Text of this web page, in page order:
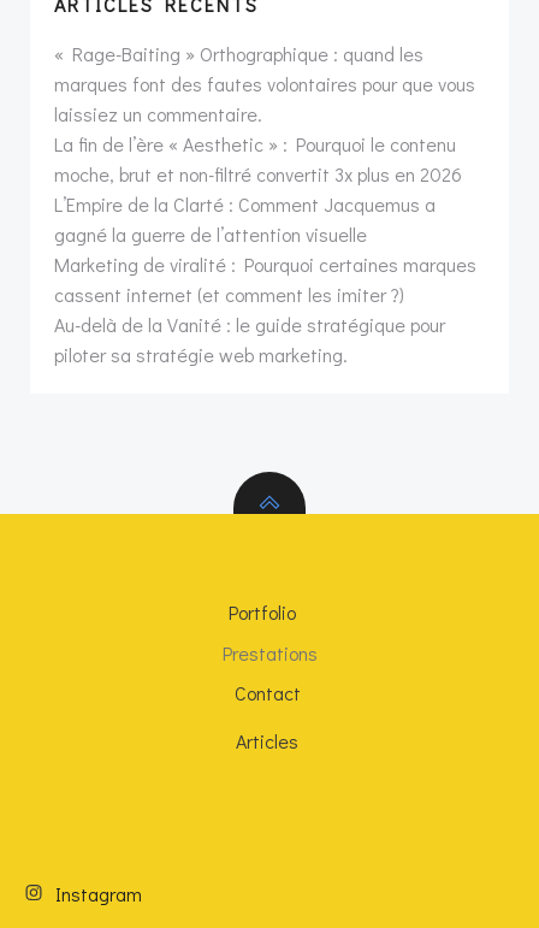
« Rage-Baiting » Orthographique : quand les
marques font des fautes volontaires pour que vous
laissiez un commentaire.
La fin de l’ère « Aesthetic » : Pourquoi le contenu
moche, brut et non-filtré convertit 3x plus en 2026
L’Empire de la Clarté : Comment Jacquemus a
gagné la guerre de l’attention visuelle
Marketing de viralité : Pourquoi certaines marques
cassent internet (et comment les imiter ?)
Au-delà de la Vanité : le guide stratégique pour
piloter sa stratégie web marketing.
Portfolio
Prestations
Contact
Articles
Instagram